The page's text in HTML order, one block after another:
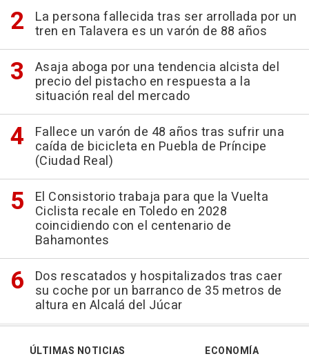
La persona fallecida tras ser arrollada por un
tren en Talavera es un varón de 88 años
Asaja aboga por una tendencia alcista del
precio del pistacho en respuesta a la
situación real del mercado
Fallece un varón de 48 años tras sufrir una
caída de bicicleta en Puebla de Príncipe
(Ciudad Real)
El Consistorio trabaja para que la Vuelta
Ciclista recale en Toledo en 2028
coincidiendo con el centenario de
Bahamontes
Dos rescatados y hospitalizados tras caer
su coche por un barranco de 35 metros de
altura en Alcalá del Júcar
ÚLTIMAS NOTICIAS
ECONOMÍA